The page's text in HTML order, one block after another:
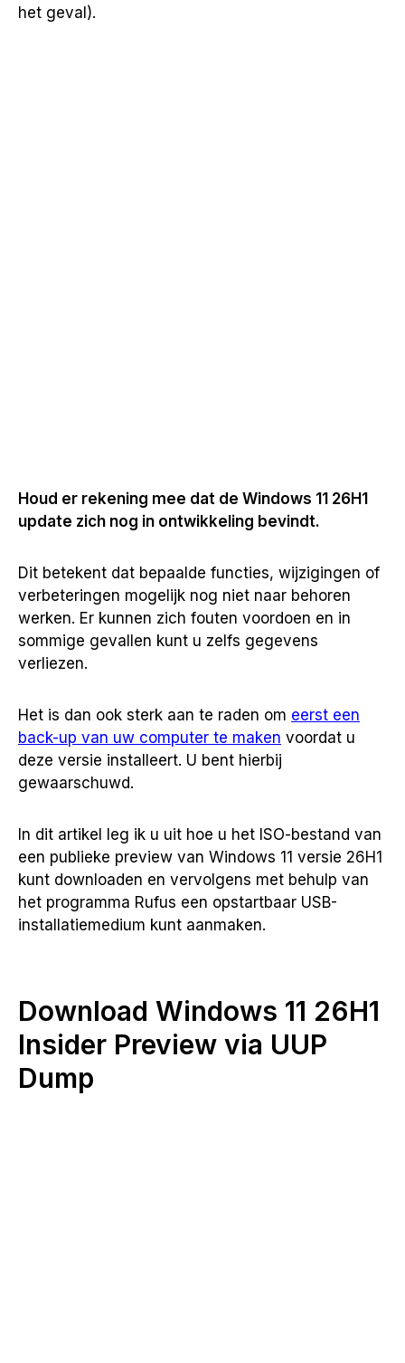
het geval).
Houd er rekening mee dat de Windows 11 26H1
update zich nog in ontwikkeling bevindt.
Dit betekent dat bepaalde functies, wijzigingen of
verbeteringen mogelijk nog niet naar behoren
werken. Er kunnen zich fouten voordoen en in
sommige gevallen kunt u zelfs gegevens
verliezen.
Het is dan ook sterk aan te raden om eerst een
back-up van uw computer te maken voordat u
deze versie installeert. U bent hierbij
gewaarschuwd.
In dit artikel leg ik u uit hoe u het ISO-bestand van
een publieke preview van Windows 11 versie 26H1
kunt downloaden en vervolgens met behulp van
het programma Rufus een opstartbaar USB-
installatiemedium kunt aanmaken.
Download Windows 11 26H1
Insider Preview via UUP
Dump